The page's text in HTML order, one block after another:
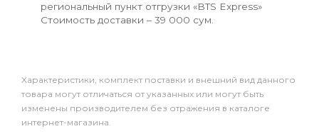
региональный пункт отгрузки «BTS Express»
Стоимость доставки – 39 000 сум.
Xарактеристики, комплект поставки и внешний вид данного
товара могут отличаться от указанных или могут быть
изменены производителем без отражения в каталоге
интернет-магазина.